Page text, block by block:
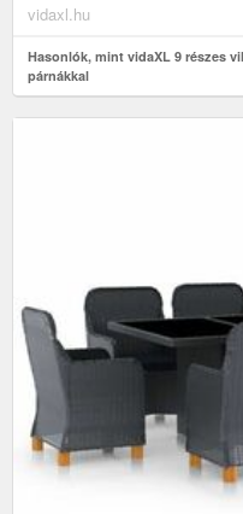
vidaxl.hu
Hasonlók, mint vidaXL 9 részes
párnákkal